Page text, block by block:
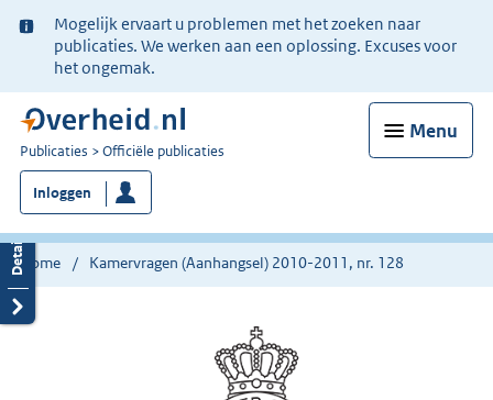
Ter
informatie:
Mogelijk ervaart u problemen met het zoeken naar
publicaties. We werken aan een oplossing. Excuses voor
het ongemak.
Menu
U
bent
nu
hier:
Publicaties Officiële publicaties
Inloggen
Home Kamervragen (Aanhangsel) 2010-2011, nr. 128